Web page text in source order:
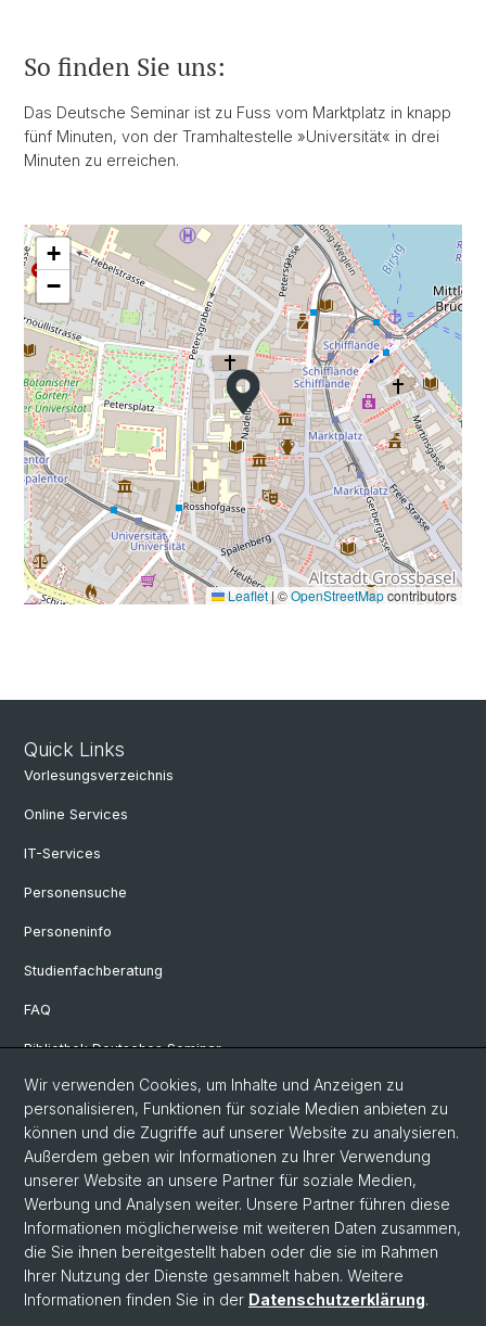
So finden Sie uns:
Das Deutsche Seminar ist zu Fuss vom Marktplatz in knapp
fünf Minuten, von der Tramhaltestelle »Universität« in drei
Minuten zu erreichen.
+
−
Leaflet | ©OpenStreetMapcontributors
Quick Links
Vorlesungsverzeichnis
Online Services
IT-Services
Personensuche
Personeninfo
Studienfachberatung
FAQ
Bibliothek Deutsches Seminar
Neuere deutsche Literaturwissenschaft
Germanistische Mediävistik
Deutsche Sprachwissenschaft
© Universität Basel
Philosophisch-Historische Fakultät
Sprach- und Literaturwissenschaften
Wir verwenden Cookies, um Inhalte und Anzeigen zu
personalisieren, Funktionen für soziale Medien anbieten zu
können und die Zugriffe auf unserer Website zu analysieren.
Außerdem geben wir Informationen zu Ihrer Verwendung
unserer Website an unsere Partner für soziale Medien,
Werbung und Analysen weiter. Unsere Partner führen diese
Informationen möglicherweise mit weiteren Daten zusammen,
die Sie ihnen bereitgestellt haben oder die sie im Rahmen
Ihrer Nutzung der Dienste gesammelt haben. Weitere
Informationen finden Sie in der Datenschutzerklärung.